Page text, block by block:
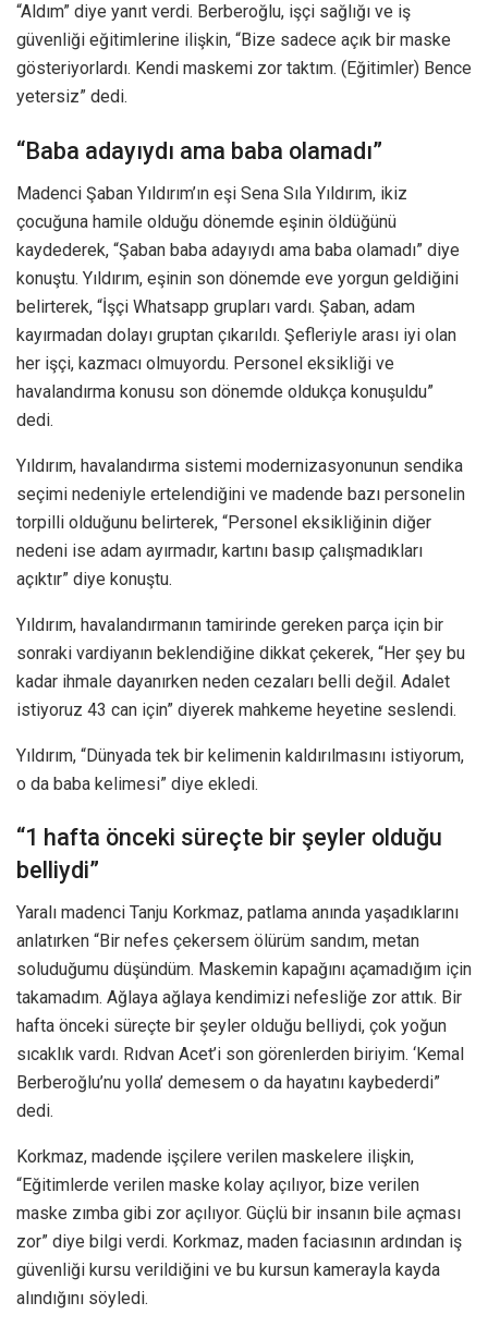
“Aldım” diye yanıt verdi. Berberoğlu, işçi sağlığı ve iş
güvenliği eğitimlerine ilişkin, “Bize sadece açık bir maske
gösteriyorlardı. Kendi maskemi zor taktım. (Eğitimler) Bence
yetersiz” dedi.
“Baba adayıydı ama baba olamadı”
Madenci Şaban Yıldırım’ın eşi Sena Sıla Yıldırım, ikiz
çocuğuna hamile olduğu dönemde eşinin öldüğünü
kaydederek, “Şaban baba adayıydı ama baba olamadı” diye
konuştu. Yıldırım, eşinin son dönemde eve yorgun geldiğini
belirterek, “İşçi Whatsapp grupları vardı. Şaban, adam
kayırmadan dolayı gruptan çıkarıldı. Şefleriyle arası iyi olan
her işçi, kazmacı olmuyordu. Personel eksikliği ve
havalandırma konusu son dönemde oldukça konuşuldu”
dedi.
Yıldırım, havalandırma sistemi modernizasyonunun sendika
seçimi nedeniyle ertelendiğini ve madende bazı personelin
torpilli olduğunu belirterek, “Personel eksikliğinin diğer
nedeni ise adam ayırmadır, kartını basıp çalışmadıkları
açıktır” diye konuştu.
Yıldırım, havalandırmanın tamirinde gereken parça için bir
sonraki vardiyanın beklendiğine dikkat çekerek, “Her şey bu
kadar ihmale dayanırken neden cezaları belli değil. Adalet
istiyoruz 43 can için” diyerek mahkeme heyetine seslendi.
Yıldırım, “Dünyada tek bir kelimenin kaldırılmasını istiyorum,
o da baba kelimesi” diye ekledi.
“1 hafta önceki süreçte bir şeyler olduğu
belliydi”
Yaralı madenci Tanju Korkmaz, patlama anında yaşadıklarını
anlatırken “Bir nefes çekersem ölürüm sandım, metan
soluduğumu düşündüm. Maskemin kapağını açamadığım için
takamadım. Ağlaya ağlaya kendimizi nefesliğe zor attık. Bir
hafta önceki süreçte bir şeyler olduğu belliydi, çok yoğun
sıcaklık vardı. Rıdvan Acet’i son görenlerden biriyim. ‘Kemal
Berberoğlu’nu yolla’ demesem o da hayatını kaybederdi”
dedi.
Korkmaz, madende işçilere verilen maskelere ilişkin,
“Eğitimlerde verilen maske kolay açılıyor, bize verilen
maske zımba gibi zor açılıyor. Güçlü bir insanın bile açması
zor” diye bilgi verdi. Korkmaz, maden faciasının ardından iş
güvenliği kursu verildiğini ve bu kursun kamerayla kayda
alındığını söyledi.